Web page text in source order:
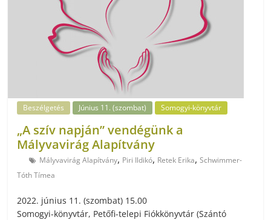
Beszélgetés Június 11. (szombat) Somogyi-könyvtár
„A szív napján” vendégünk a
Mályvavirág Alapítvány
Mályvavirág Alapítvány, Piri Ildikó, Retek Erika,Schwimmer-
Tóth Tímea
2022. június 11. (szombat) 15.00
Somogyi-könyvtár, Petőfi-telepi Fiókkönyvtár (Szántó